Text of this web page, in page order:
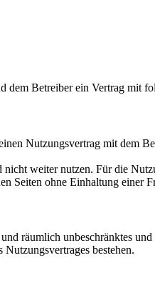
Betreiber ein Vertrag mit
Nutzungsvertrag mit dem
weiter nutzen. Für die
Seiten ohne Einhaltung einer
räumlich unbeschränktes
bestehen.